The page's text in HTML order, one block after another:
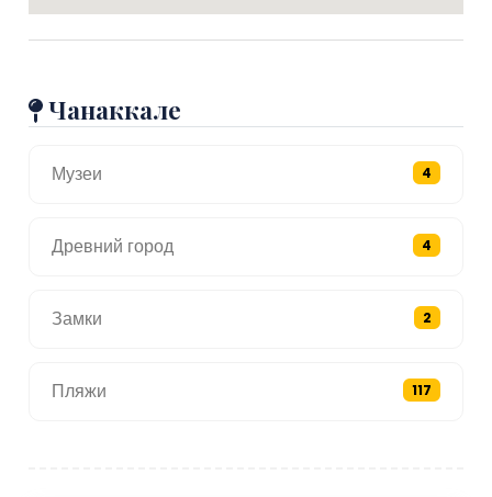
Чанаккале
Музеи 4
Древний город 4
Замки 2
Пляжи 117